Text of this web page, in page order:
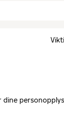
dine